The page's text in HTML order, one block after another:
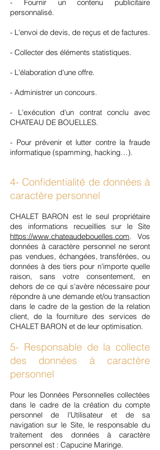
- Fournir un contenu publicitaire
personnalisé.
- L'envoi de devis, de reçus et de factures.
- Collecter des éléments statistiques.
- L'élaboration d'une offre.
- Administrer un concours.
- L'exécution d'un contrat conclu avec
CHATEAU DE BOUELLES.
- Pour prévenir et lutter contre la fraude
informatique (spamming, hacking…).
4- Confidentialité de données à
caractère personnel
CHALET BARON est le seul propriétaire
des informations recueillies sur le Site
https://www.chateaudebouelles.com. Vos
données à caractère personnel ne seront
pas vendues, échangées, transférées, ou
données à des tiers pour n'importe quelle
raison, sans votre consentement, en
dehors de ce qui s'avère nécessaire pour
répondre à une demande et/ou transaction
dans le cadre de la gestion de la relation
client, de la fourniture des services de
CHALET BARON et de leur optimisation.
5- Responsable de la collecte
des données à caractère
personnel
Pour les Données Personnelles collectées
dans le cadre de la création du compte
personnel de l’Utilisateur et de sa
navigation sur le Site, le responsable du
traitement des données à caractère
personnel est : Capucine Maringe.